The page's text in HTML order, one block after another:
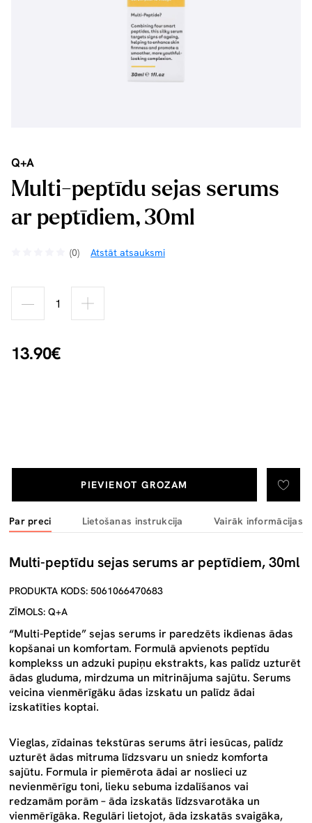
Q+A
Multi-peptīdu sejas serums
ar peptīdiem, 30ml
(0) Atstāt atsauksmi
13.90€
PIEVIENOT GROZAM
Par preci Lietošanas instrukcija Vairāk informācijas
Multi-peptīdu sejas serums ar peptīdiem, 30ml
PRODUKTA KODS: 5061066470683
ZĪMOLS: Q+A
“Multi-Peptide” sejas serums ir paredzēts ikdienas ādas
kopšanai un komfortam. Formulā apvienots peptīdu
komplekss un adzuki pupiņu ekstrakts, kas palīdz uzturēt
ādas gluduma, mirdzuma un mitrinājuma sajūtu. Serums
veicina vienmērīgāku ādas izskatu un palīdz ādai
izskatīties koptai.
Vieglas, zīdainas tekstūras serums ātri iesūcas, palīdz
uzturēt ādas mitruma līdzsvaru un sniedz komforta
sajūtu. Formula ir piemērota ādai ar noslieci uz
nevienmērīgu toni, lieku sebuma izdalīšanos vai
redzamām porām – āda izskatās līdzsvarotāka un
vienmērīgāka. Regulāri lietojot, āda izskatās svaigāka,